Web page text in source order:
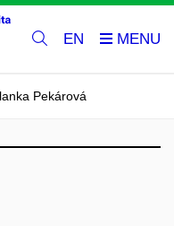
EN
Pekárová